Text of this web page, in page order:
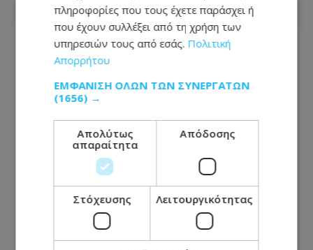
Γκουτέρες: Οι επιθέσεις κατά αμάχων
σε Ουκρανία και Ρωσία πρέπει να
πληροφορίες που τους έχετε παράσχει ή
που έχουν συλλέξει από τη χρήση των
υπηρεσιών τους από εσάς. Πολιτική
Απορρήτου
ΕΜΦΆΝΙΣΗ ΌΛΩΝ ΤΩΝ ΣΥΝΕΡΓΑΤΏΝ
(1656) →
Απολύτως
απαραίτητα
Απόδοσης
Στόχευσης Λειτουργικότητας